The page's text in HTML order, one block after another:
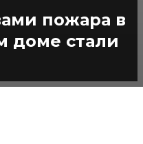
пожара в
доме стали